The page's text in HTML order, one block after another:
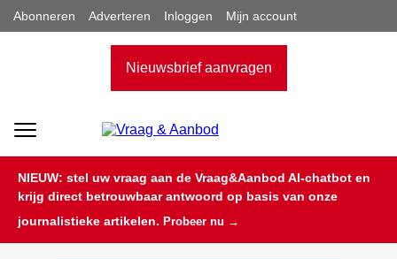
Abonneren Adverteren Inloggen Mijn account
Nieuwsbrief aanvragen
NIEUW: stel uw vraag aan de Vraag&Aanbod AI-chatbot en
krijg direct betrouwbaar antwoord op basis van onze
journalistieke artikelen. Probeer nu →